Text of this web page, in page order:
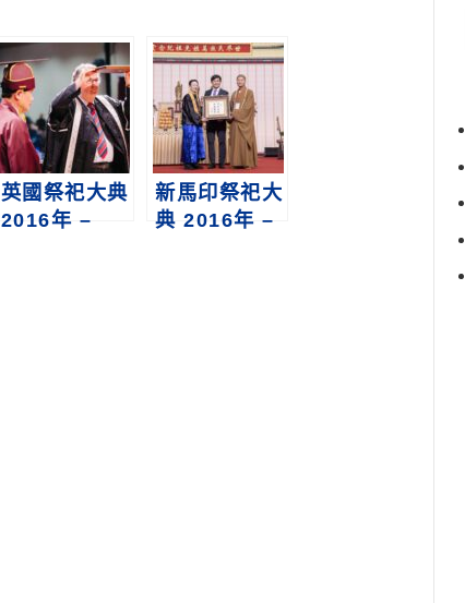
英國祭祀大典
2016年 –
新馬印祭祀大
典 2016年 –